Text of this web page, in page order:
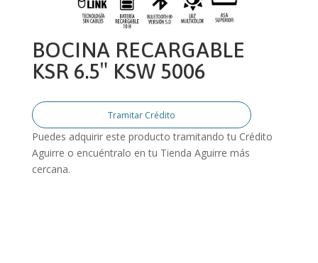
BOCINA RECARGABLE
KSR 6.5″ KSW 5006
Tramitar Crédito
Puedes adquirir este producto tramitando tu Crédito
Aguirre o encuéntralo en tu Tienda Aguirre más
cercana.